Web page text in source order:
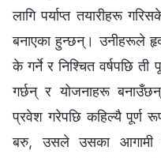
लागि पर्याप्त तयारीहरू
बनाएका हुन्छन्। उनीहरूले
के गर्ने र निश्चित वर्षपछि
गर्छन् र योजनाहरू
प्रवेश गरेपछि कहिल्यै पूर्ण
बरु, उसले उसका आगामी